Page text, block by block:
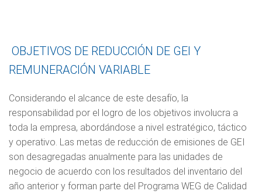
OBJETIVOS DE REDUCCIÓN DE GEI Y
REMUNERACIÓN VARIABLE
Considerando el alcance de este desafío, la
responsabilidad por el logro de los objetivos involucra a
toda la empresa, abordándose a nivel estratégico, táctico
y operativo. Las metas de reducción de emisiones de GEI
son desagregadas anualmente para las unidades de
negocio de acuerdo con los resultados del inventario del
año anterior y forman parte del Programa WEG de Calidad